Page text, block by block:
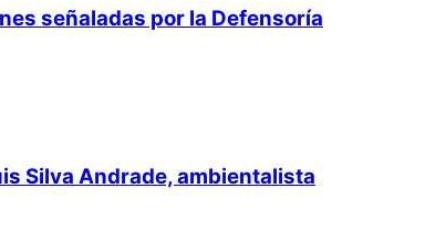
señaladas por la Defensoría
Silva Andrade, ambientalista